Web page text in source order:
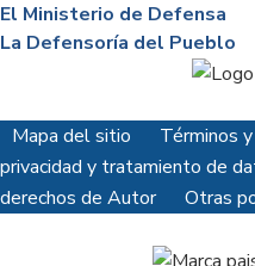
El Ministerio de Defensa
La Defensoría del Pueblo
Mapa del sitio Términos
privacidad y tratamiento de
derechos de Autor
Otras